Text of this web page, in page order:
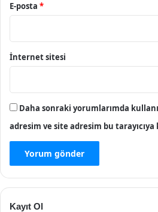
E-posta *
İnternet sitesi
Daha sonraki yorumlarımda
adresim ve site adresim bu
Kayıt Ol